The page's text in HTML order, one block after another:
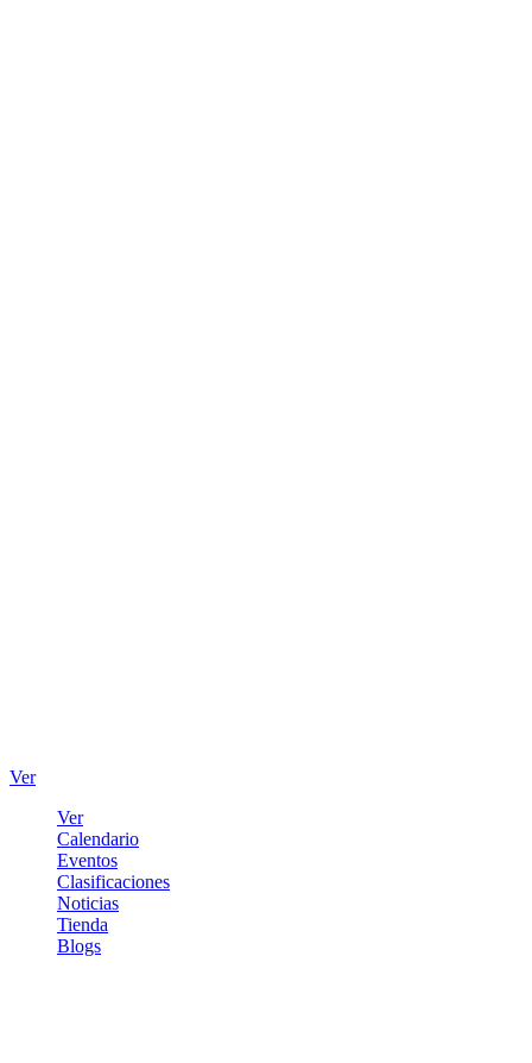
Ver
Ver
Calendario
Eventos
Clasificaciones
Noticias
Tienda
Blogs